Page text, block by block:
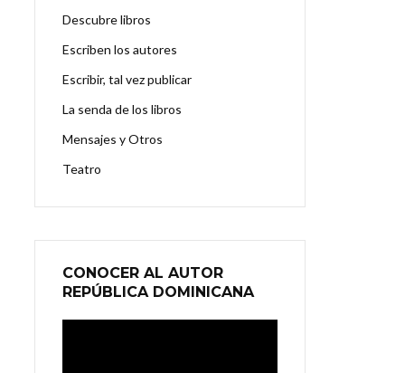
Descubre libros
Escriben los autores
Escribir, tal vez publicar
La senda de los libros
Mensajes y Otros
Teatro
CONOCER AL AUTOR
REPÚBLICA DOMINICANA